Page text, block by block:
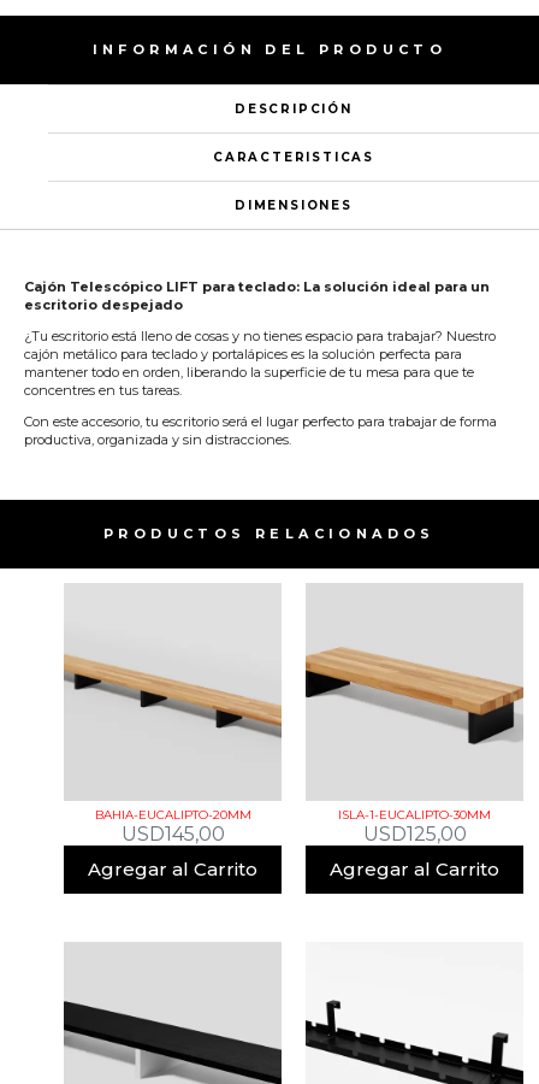
INFORMACIÓN DEL PRODUCTO
DESCRIPCIÓN
CARACTERISTICAS
DIMENSIONES
Cajón Telescópico LIFT para teclado: La solución ideal para un
escritorio despejado
¿Tu escritorio está lleno de cosas y no tienes espacio para trabajar? Nuestro
cajón metálico para teclado y portalápices es la solución perfecta para
mantener todo en orden, liberando la superficie de tu mesa para que te
concentres en tus tareas.
Con este accesorio, tu escritorio será el lugar perfecto para trabajar de forma
productiva, organizada y sin distracciones.
PRODUCTOS RELACIONADOS​
BAHIA-EUCALIPTO-20MM
USD145,00
Agregar al Carrito
ISLA-1-EUCALIPTO-30MM
USD125,00
Agregar al Carrito